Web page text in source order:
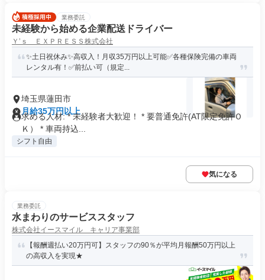
業務委託
未経験から始める企業配送ドライバー
Ｙ’ｓ ＥＸＰＲＥＳＳ株式会社
✨土日祝休み✨高収入！月収35万円以上可能✅各種保険完備の車両
レンタル有！✅前払い可（規定...
埼玉県蓮田市
月給35万円以上
求める人材: * 未経験者大歓迎！ * 要普通免許(AT限定免許Ｏ
Ｋ） * 車両持込...
シフト自由
気になる
業務委託
水まわりのサービススタッフ
株式会社イースマイル キャリア事業部
【報酬週払い20万円可】スタッフの90％が平均月報酬50万円以上
の高収入を実現★